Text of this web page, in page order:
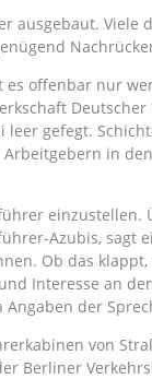
ausgebaut. Viele
offenbar nur
Deutscher
leer gefegt.
in
einzustellen.
Azubis, sagt
Ob das
Interesse an
der
von
Berliner